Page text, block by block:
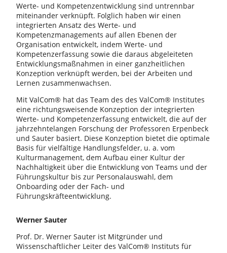
Werte- und Kompetenzentwicklung sind untrennbar
miteinander verknüpft. Folglich haben wir einen
integrierten Ansatz des Werte- und
Kompetenzmanagements auf allen Ebenen der
Organisation entwickelt, indem Werte- und
Kompetenzerfassung sowie die daraus abgeleiteten
Entwicklungsmaßnahmen in einer ganzheitlichen
Konzeption verknüpft werden, bei der Arbeiten und
Lernen zusammenwachsen.
Mit ValCom® hat das Team des des ValCom® Institutes
eine richtungsweisende Konzeption der integrierten
Werte- und Kompetenzerfassung entwickelt, die auf der
jahrzehntelangen Forschung der Professoren Erpenbeck
und Sauter basiert. Diese Konzeption bietet die optimale
Basis für vielfältige Handlungsfelder, u. a. vom
Kulturmanagement, dem Aufbau einer Kultur der
Nachhaltigkeit über die Entwicklung von Teams und der
Führungskultur bis zur Personalauswahl, dem
Onboarding oder der Fach- und
Führungskräfteentwicklung.
Werner Sauter
Prof. Dr. Werner Sauter ist Mitgründer und
Wissenschaftlicher Leiter des ValCom® Instituts für